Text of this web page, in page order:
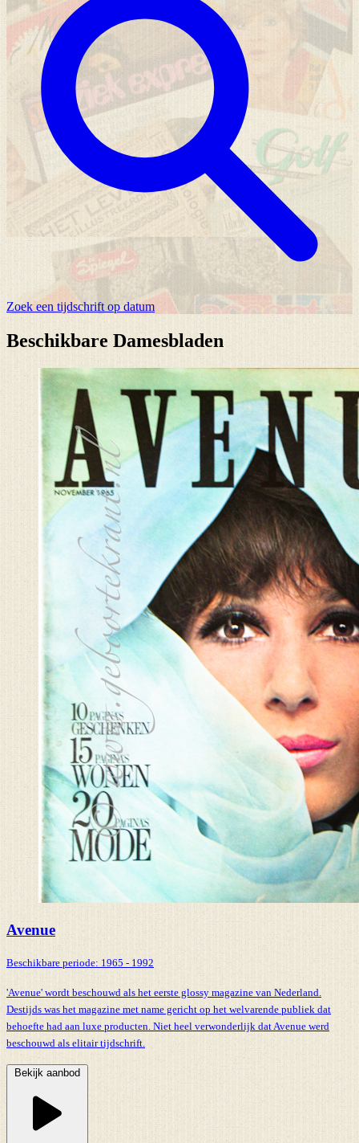
Zoek een tijdschrift op datum
Beschikbare Damesbladen
Avenue
Beschikbare periode: 1965 - 1992
'Avenue' wordt beschouwd als het eerste glossy magazine van Nederland.
Destijds was het magazine met name gericht op het welvarende publiek dat
behoefte had aan luxe producten. Niet heel verwonderlijk dat Avenue werd
beschouwd als elitair tijdschrift.
Bekijk aanbod